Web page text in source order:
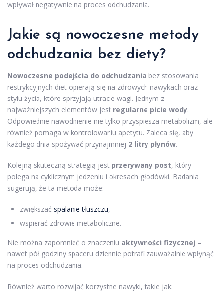
wpływał negatywnie na proces odchudzania.
Jakie są nowoczesne metody
odchudzania bez diety?
Nowoczesne podejścia do odchudzania bez stosowania
restrykcyjnych diet opierają się na zdrowych nawykach oraz
stylu życia, które sprzyjają utracie wagi. Jednym z
najważniejszych elementów jest regularne picie wody.
Odpowiednie nawodnienie nie tylko przyspiesza metabolizm, ale
również pomaga w kontrolowaniu apetytu. Zaleca się, aby
każdego dnia spożywać przynajmniej 2 litry płynów.
Kolejną skuteczną strategią jest przerywany post, który
polega na cyklicznym jedzeniu i okresach głodówki. Badania
sugerują, że ta metoda może:
zwiększać spalanie tłuszczu,
wspierać zdrowie metaboliczne.
Nie można zapomnieć o znaczeniu aktywności fizycznej –
nawet pół godziny spaceru dziennie potrafi zauważalnie wpłynąć
na proces odchudzania.
Również warto rozwijać korzystne nawyki, takie jak: